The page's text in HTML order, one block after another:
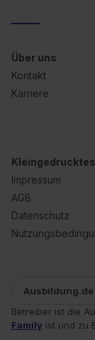
Über uns
Kontakt
Karriere
Kleingedrucktes
Impressum
AGB
Datenschutz
Ausbildung.de
Betreiber ist die
Family ist und zu